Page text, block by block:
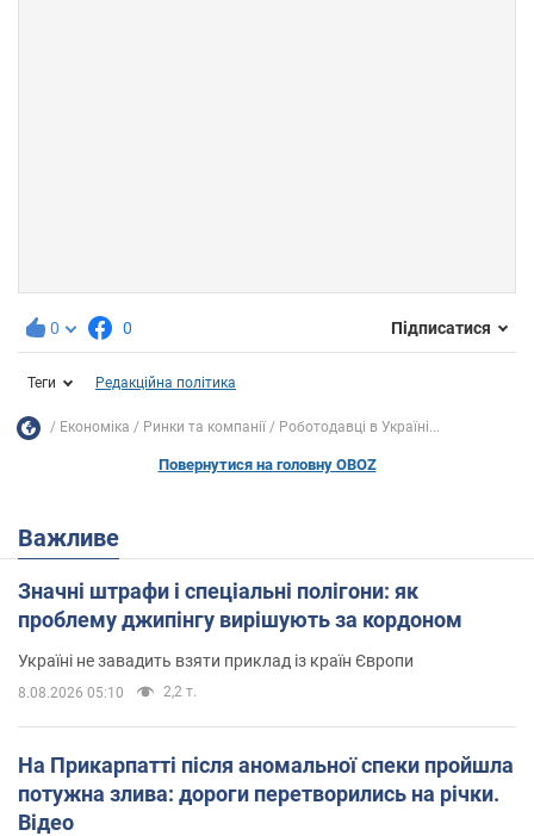
0 0 Підписатися
Теги Редакційна політика
Економіка Ринки та компанії Роботодавці в Україні...
Повернутися на головну OBOZ
Важливе
Значні штрафи і спеціальні полігони: як
проблему джипінгу вирішують за кордоном
Україні не завадить взяти приклад із країн Європи
8.08.2026 05:10 2,2 т.
На Прикарпатті після аномальної спеки пройшла
потужна злива: дороги перетворились на річки.
Відео